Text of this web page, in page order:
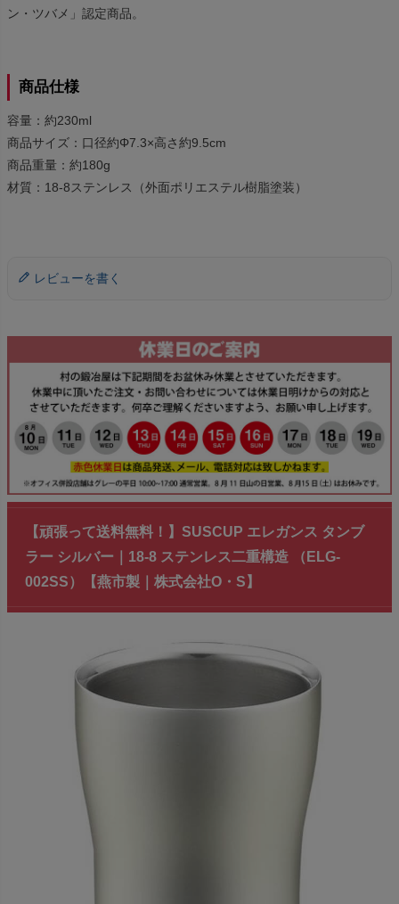
ン・ツバメ」認定商品。
商品仕様
容量：約230ml
商品サイズ：口径約Φ7.3×高さ約9.5cm
商品重量：約180g
材質：18-8ステンレス（外面ポリエステル樹脂塗装）
レビューを書く
【頑張って送料無料！】SUSCUP エレガンス タンブ
ラー シルバー｜18-8 ステンレス二重構造 （ELG-
002SS）【燕市製｜株式会社O・S】